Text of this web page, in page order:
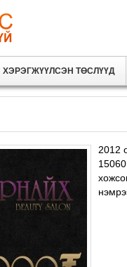
ХЭРЭГЖҮҮЛСЭН ТӨСЛҮҮД
2012